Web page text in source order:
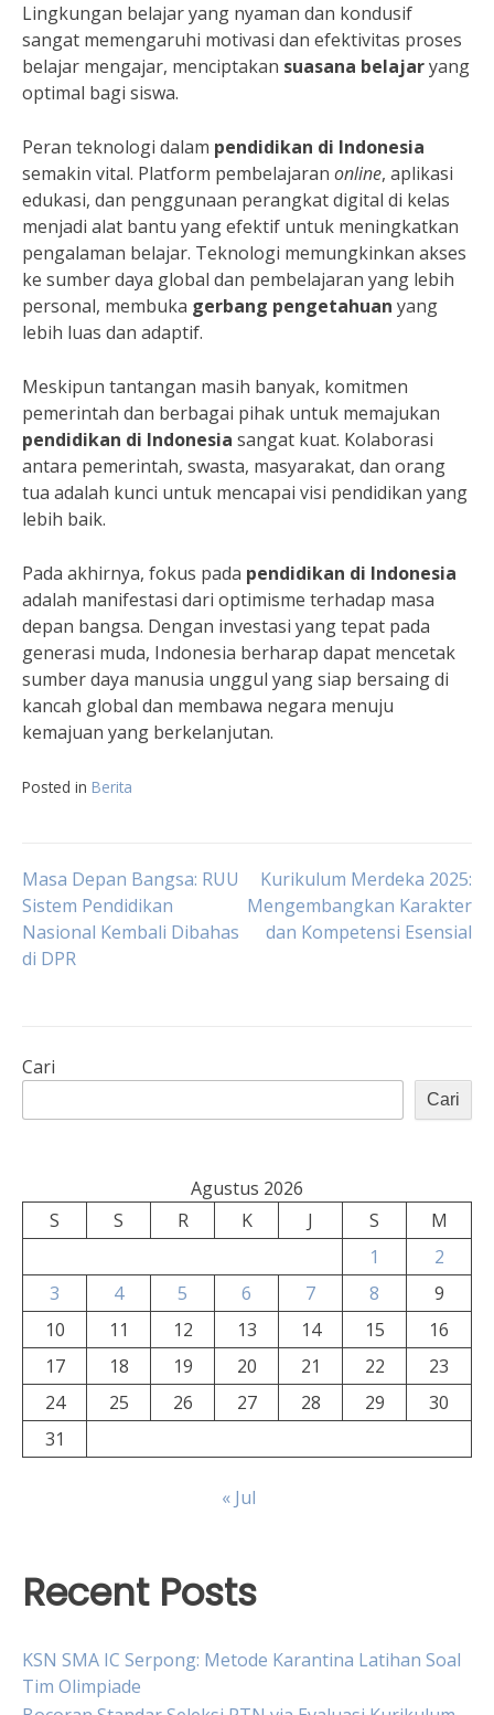
Lingkungan belajar yang nyaman dan kondusif
sangat memengaruhi motivasi dan efektivitas proses
belajar mengajar, menciptakan suasana belajaryang
optimal bagi siswa.
Peran teknologi dalam pendidikan di Indonesia
semakin vital. Platform pembelajaran online, aplikasi
edukasi, dan penggunaan perangkat digital di kelas
menjadi alat bantu yang efektif untuk meningkatkan
pengalaman belajar. Teknologi memungkinkan akses
ke sumber daya global dan pembelajaran yang lebih
personal, membuka gerbang pengetahuan yang
lebih luas dan adaptif.
Meskipun tantangan masih banyak, komitmen
pemerintah dan berbagai pihak untuk memajukan
pendidikan di Indonesia sangat kuat. Kolaborasi
antara pemerintah, swasta, masyarakat, dan orang
tua adalah kunci untuk mencapai visi pendidikan yang
lebih baik.
Pada akhirnya, fokus pada pendidikan di Indonesia
adalah manifestasi dari optimisme terhadap masa
depan bangsa. Dengan investasi yang tepat pada
generasi muda, Indonesia berharap dapat mencetak
sumber daya manusia unggul yang siap bersaing di
kancah global dan membawa negara menuju
kemajuan yang berkelanjutan.
Posted in Berita
Navigasi
pos
Masa Depan Bangsa: RUU
Sistem Pendidikan
Nasional Kembali Dibahas
di DPR
Kurikulum Merdeka 2025:
Mengembangkan Karakter
dan Kompetensi Esensial
Cari
Cari
Agustus 2026
S
S R K J S
M
1
2
3
4 5 6 7 8
9
10
11 12 13 14 15
16
17
18 19 20 21 22
23
24
25 26 27 28 29
30
31
« Jul
Recent Posts
KSN SMA IC Serpong: Metode Karantina Latihan Soal
Tim Olimpiade